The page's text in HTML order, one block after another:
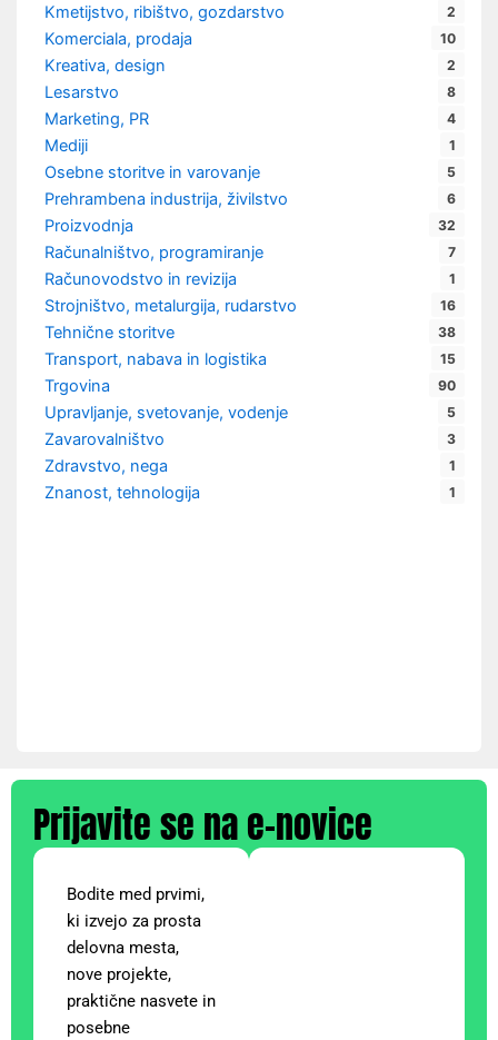
Kmetijstvo, ribištvo, gozdarstvo 2
Komerciala, prodaja 10
Kreativa, design 2
Lesarstvo 8
Marketing, PR 4
Mediji 1
Osebne storitve in varovanje 5
Prehrambena industrija, živilstvo 6
Proizvodnja 32
Računalništvo, programiranje 7
Računovodstvo in revizija 1
Strojništvo, metalurgija, rudarstvo 16
Tehnične storitve 38
Transport, nabava in logistika 15
Trgovina 90
Upravljanje, svetovanje, vodenje 5
Zavarovalništvo 3
Zdravstvo, nega 1
Znanost, tehnologija 1
Prijavite se na e-novice
Bodite med prvimi,
ki izvejo za prosta
delovna mesta,
nove projekte,
praktične nasvete in
posebne